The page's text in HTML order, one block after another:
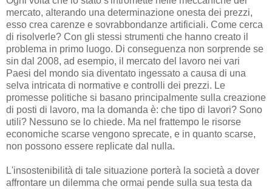
mercato, alterando una determinazione onesta dei prezzi,
esso crea carenze e sovrabbondanze artificiali. Come cerca
di risolverle? Con gli stessi strumenti che hanno creato il
problema in primo luogo. Di conseguenza non sorprende se
sin dal 2008, ad esempio, il mercato del lavoro nei vari
Paesi del mondo sia diventato ingessato a causa di una
selva intricata di normative e controlli dei prezzi. Le
promesse politiche si basano principalmente sulla creazione
di posti di lavoro, ma la domanda è: che tipo di lavori? Sono
utili? Nessuno se lo chiede. Ma nel frattempo le risorse
economiche scarse vengono sprecate, e in quanto scarse,
non possono essere replicate dal nulla.
L'insostenibilità di tale situazione porterà la società a dover
affrontare un dilemma che ormai pende sulla sua testa da